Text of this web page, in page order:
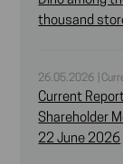
thousand
26.05.2026 |
Current
Shareholder
22 June 2026